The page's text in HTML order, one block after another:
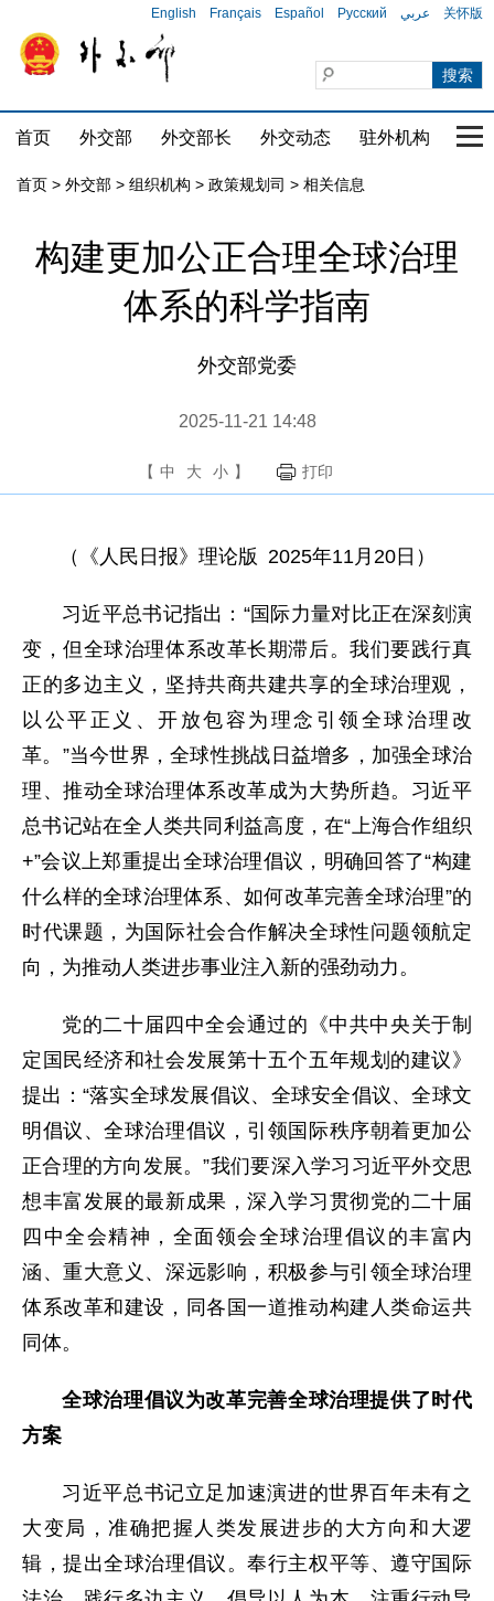
English Français Español Русский عربي 关怀版
首页 外交部 外交部长 外交动态 驻外机构 国
首页 > 外交部 > 组织机构 > 政策规划司 > 相关信息
构建更加公正合理全球治理
体系的科学指南
外交部党委
2025-11-21 14:48
【 中 大 小 】 打印
（《人民日报》理论版 2025年11月20日）
习近平总书记指出：“国际力量对比正在深刻演
变，但全球治理体系改革长期滞后。我们要践行真
正的多边主义，坚持共商共建共享的全球治理观，
以公平正义、开放包容为理念引领全球治理改
革。”当今世界，全球性挑战日益增多，加强全球治
理、推动全球治理体系改革成为大势所趋。习近平
总书记站在全人类共同利益高度，在“上海合作组织
+”会议上郑重提出全球治理倡议，明确回答了“构建
什么样的全球治理体系、如何改革完善全球治理”的
时代课题，为国际社会合作解决全球性问题领航定
向，为推动人类进步事业注入新的强劲动力。
党的二十届四中全会通过的《中共中央关于制
定国民经济和社会发展第十五个五年规划的建议》
提出：“落实全球发展倡议、全球安全倡议、全球文
明倡议、全球治理倡议，引领国际秩序朝着更加公
正合理的方向发展。”我们要深入学习习近平外交思
想丰富发展的最新成果，深入学习贯彻党的二十届
四中全会精神，全面领会全球治理倡议的丰富内
涵、重大意义、深远影响，积极参与引领全球治理
体系改革和建设，同各国一道推动构建人类命运共
同体。
全球治理倡议为改革完善全球治理提供了时代
方案
习近平总书记立足加速演进的世界百年未有之
大变局，准确把握人类发展进步的大方向和大逻
辑，提出全球治理倡议。奉行主权平等、遵守国际